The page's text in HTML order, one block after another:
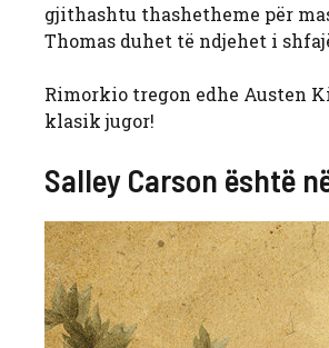
gjithashtu thashetheme për
Thomas duhet të ndjehet i
Rimorkio tregon edhe Austen
klasik jugor!
Salley Carson është